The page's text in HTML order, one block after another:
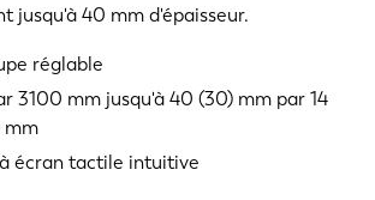
jusqu'à 40 mm d'épaisseur.
réglable
3100 mm jusqu'à 40 (30) mm par 14
écran tactile intuitive